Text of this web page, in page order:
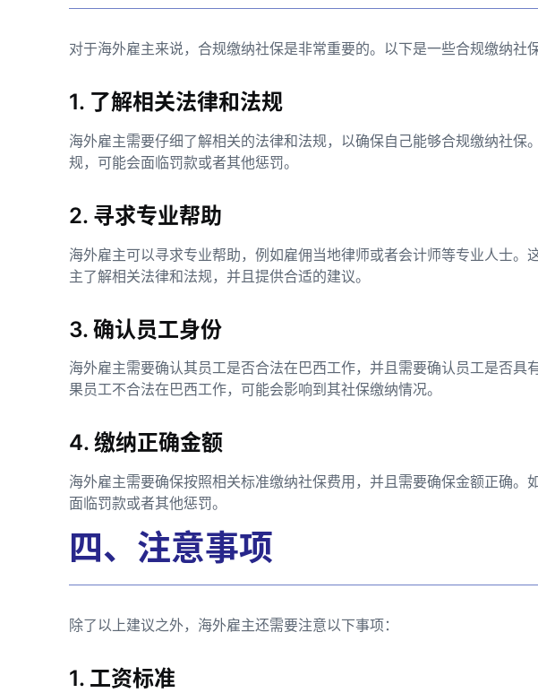
对于海外雇主来说，合规缴纳社保是非常重要的。以下是一些合规缴纳社保
1. 了解相关法律和法规
海外雇主需要仔细了解相关的法律和法规，以确保自己能够合规缴纳社保
规，可能会面临罚款或者其他惩罚。
2. 寻求专业帮助
海外雇主可以寻求专业帮助，例如雇佣当地律师或者会计师等专业人士。
主了解相关法律和法规，并且提供合适的建议。
3. 确认员工身份
海外雇主需要确认其员工是否合法在巴西工作，并且需要确认员工是否具
果员工不合法在巴西工作，可能会影响到其社保缴纳情况。
4. 缴纳正确金额
海外雇主需要确保按照相关标准缴纳社保费用，并且需要确保金额正确。
面临罚款或者其他惩罚。
四、注意事项
除了以上建议之外，海外雇主还需要注意以下事项：
1. 工资标准